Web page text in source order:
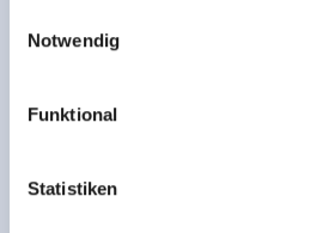
Rohr 23// A-6280 Zell am Ziller
www.zillertalarena.com
Notwendig
Funktional
Statistiken